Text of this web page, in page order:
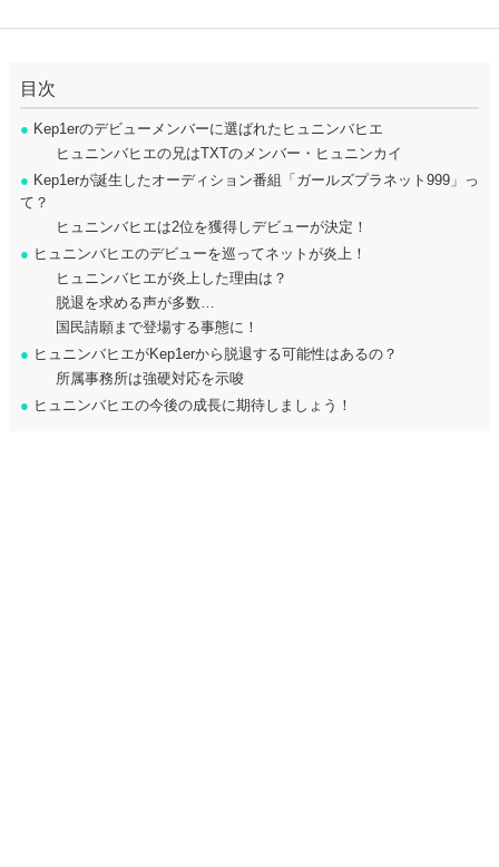
目次
● Kep1erのデビューメンバーに選ばれたヒュニンバヒエ
ヒュニンバヒエの兄はTXTのメンバー・ヒュニンカイ
● Kep1erが誕生したオーディション番組「ガールズプラネット999」っ
て？
ヒュニンバヒエは2位を獲得しデビューが決定！
● ヒュニンバヒエのデビューを巡ってネットが炎上！
ヒュニンバヒエが炎上した理由は？
脱退を求める声が多数…
国民請願まで登場する事態に！
● ヒュニンバヒエがKep1erから脱退する可能性はあるの？
所属事務所は強硬対応を示唆
● ヒュニンバヒエの今後の成長に期待しましょう！